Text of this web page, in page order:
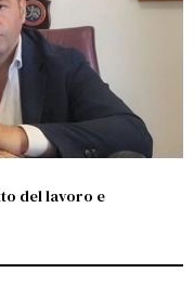
del lavoro e